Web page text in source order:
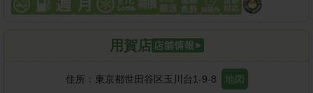
用賀店
住所： 東京都世田谷区玉川台1-9-8 地図